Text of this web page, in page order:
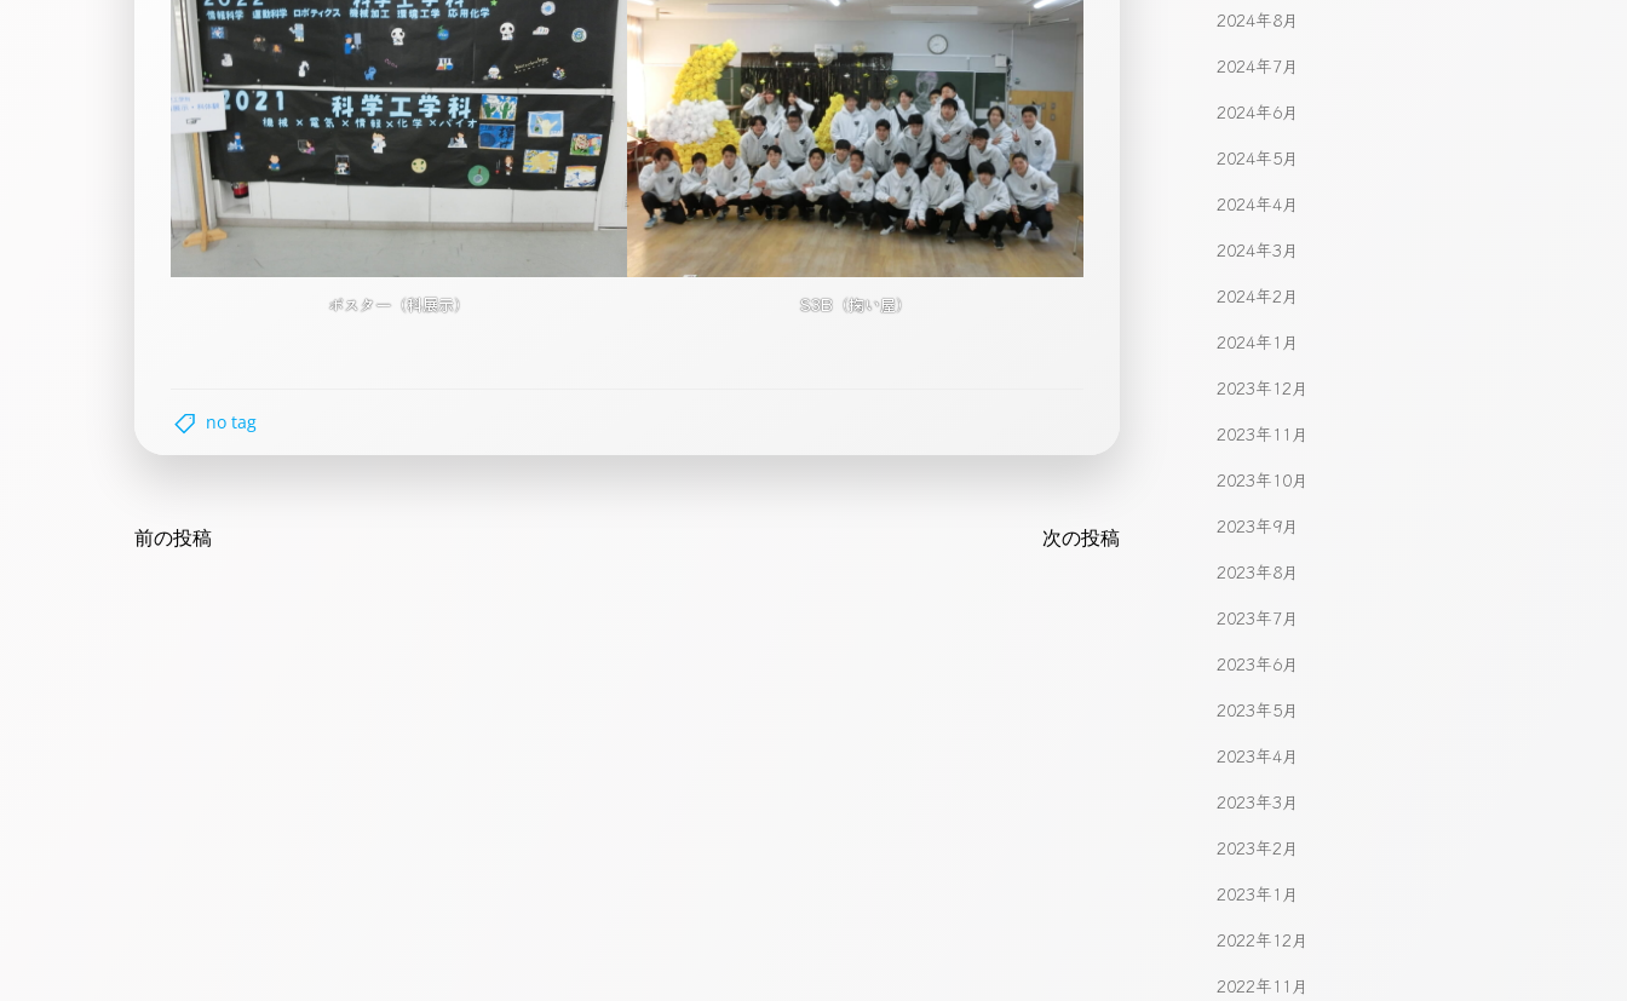
ポスター（科展示） S3B（掬い屋）
no tag
navigation
前の投稿 navigation
次の投稿
2024年8月
2024年7月
2024年6月
2024年5月
2024年4月
2024年3月
2024年2月
2024年1月
2023年12月
2023年11月
2023年10月
2023年9月
2023年8月
2023年7月
2023年6月
2023年5月
2023年4月
2023年3月
2023年2月
2023年1月
2022年12月
2022年11月